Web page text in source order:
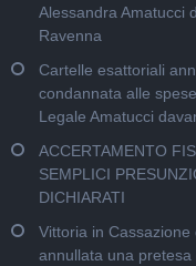
Alessandra Amatucci
Ravenna
Cartelle esattoriali
condannata alle
Legale Amatucci
ACCERTAMENTO
SEMPLICI
DICHIARATI
Vittoria in Cassazione
annullata una pretesa